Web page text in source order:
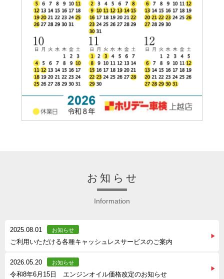
お知らせ
Information
2025.08.01 お知らせ
ご利用いただける各種キャッシュレスサービスのご案内
2026.05.20 お知らせ
令和8年6月15日 エンジンオイル価格改定のお知らせ